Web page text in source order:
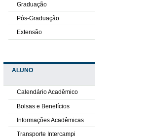
Graduação
Pós-Graduação
Extensão
ALUNO
Calendário Acadêmico
Bolsas e Benefícios
Informações Acadêmicas
Transporte Intercampi